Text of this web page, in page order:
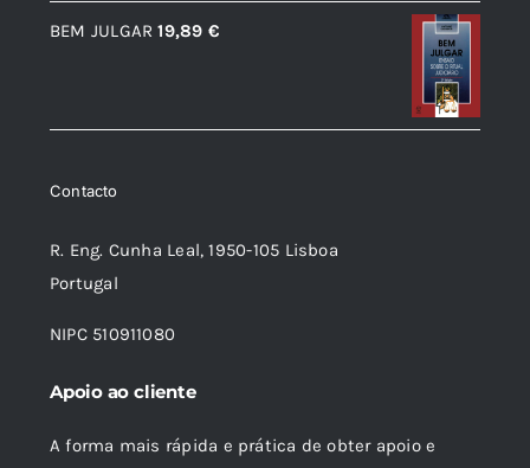
11,31 €.
BEM JULGAR 19,89 €
Contacto
R. Eng. Cunha Leal, 1950-105 Lisboa
Portugal
NIPC 510911080
Apoio ao cliente
A forma mais rápida e prática de obter apoio e